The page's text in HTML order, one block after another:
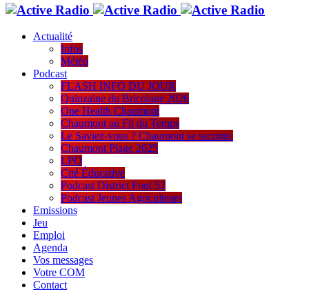
Actualité
Infos
Météo
Podcast
FLASH INFO DU JOUR
Quinzaine du Bricolage 2026
One Health Chaumont
Chaumont au Fil du Temps
Le Saviez-vous ? Chaumont se raconte.
Chaumont Plage 2025
LPO
Cité Éducative
Podcast District Foot 52
Podcast Jeunes Agriculteurs
Emissions
Jeu
Emploi
Agenda
Vos messages
Votre COM
Contact